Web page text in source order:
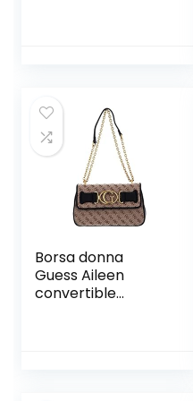
Borsa donna
Guess Aileen
convertible